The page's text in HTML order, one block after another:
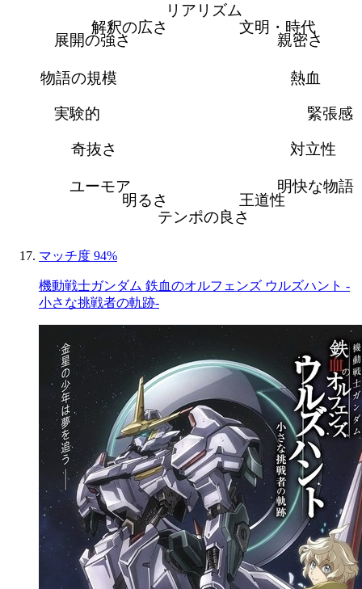
リアリズム
文明・時代
親密さ
熱血
緊張感
対立性
明快な物語
王道性
テンポの良さ
明るさ
ユーモア
奇抜さ
実験的
物語の規模
展開の強さ
解釈の広さ
マッチ度 94%
機動戦士ガンダム 鉄血のオルフェンズ ウルズハント -
小さな挑戦者の軌跡-